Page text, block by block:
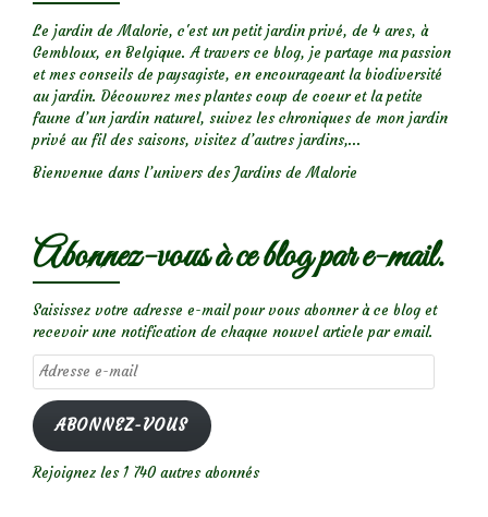
Le jardin de Malorie, c'est un petit jardin privé, de 4 ares, à
Gembloux, en Belgique. A travers ce blog, je partage ma passion
et mes conseils de paysagiste, en encourageant la biodiversité
au jardin. Découvrez mes plantes coup de coeur et la petite
faune d’un jardin naturel, suivez les chroniques de mon jardin
privé au fil des saisons, visitez d’autres jardins,...
Bienvenue dans l’univers des Jardins de Malorie
Abonnez-vous à ce blog par e-mail.
Saisissez votre adresse e-mail pour vous abonner à ce blog et
recevoir une notification de chaque nouvel article par email.
Adresse
e-
mail
ABONNEZ-VOUS
Rejoignez les 1 740 autres abonnés